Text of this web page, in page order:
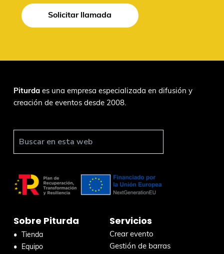
Solicitar llamada
Piturdaes una empresa especializada en difusión y
creación de eventos desde 2008.
c
e
Sobre Piturda
Tienda
Equipo
Servicios
Crear evento
Gestión de barras